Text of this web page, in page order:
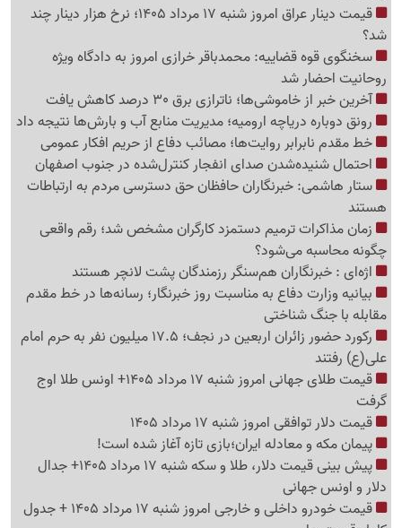
قیمت دینار عراق امروز شنبه 17 مرداد 1405؛ نرخ هزار دینار چند
شد؟
سخنگوی قوه قضاییه: محمدباقر خرازی امروز به دادگاه ویژه
روحانیت احضار شد
آخرین خبر از خاموشی‌ها؛ ناترازی برق 30 درصد کاهش یافت
رونق دوباره دریاچه ارومیه؛ مدیریت منابع آب و بارش‌ها نتیجه داد
خط مقدم نابرابر روایت‌ها؛ مصائب دفاع از حریم افکار عمومی
احتمال شنیده‌شدن صدای انفجار کنترل‌شده در جنوب اصفهان
ستار هاشمی: خبرنگاران حافظان حق دسترسی مردم به ارتباطات
هستند
زمان مذاکرات ترمیم دستمزد کارگران مشخص شد؛ رقم واقعی
چگونه محاسبه می‌شود؟
اژه‌ای : خبرنگاران هم‌سنگر رزمندگان پشت لانچر هستند
بیانیه وزارت دفاع به مناسبت روز خبرنگار؛ رسانه‌ها در خط مقدم
مقابله با جنگ شناختی
رکورد حضور زائران اربعین در نجف؛ 17.5 میلیون نفر به حرم امام
علی(ع) رفتند
قیمت طلای جهانی امروز شنبه 17 مرداد 1405+ اونس طلا اوج
گرفت
قیمت دلار توافقی امروز شنبه 17 مرداد 1405
پیمان مکه و معادله ایران؛بازی تازه آغاز شده است!
پیش ‌بینی قیمت دلار، طلا و سکه شنبه 17 مرداد 1405+ جدال
دلار و اونس جهانی
قیمت خودرو داخلی و خارجی امروز شنبه 17 مرداد 1405 + جدول